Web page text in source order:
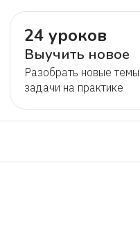
24 уроков
Выучить новое
Разобрать новые
задачи на практике